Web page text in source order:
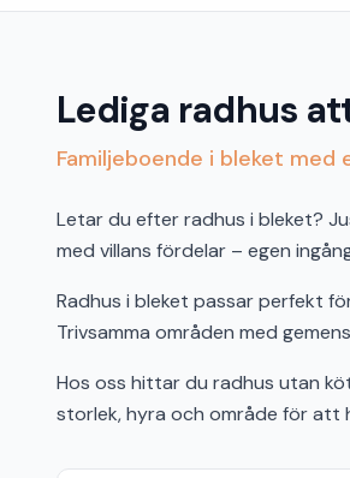
Lediga radhus
Familjeboende i bleket med
Letar du efter radhus i bleket?
med villans fördelar – egen
Radhus i bleket passar perfekt
Trivsamma områden med
Hos oss hittar du radhus utan
storlek, hyra och område för att